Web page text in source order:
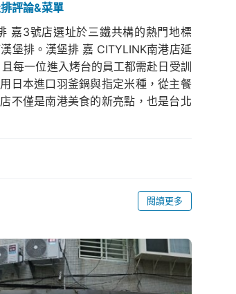
評論&菜單
嘉3號店選址於三鐵共構的熱門地標
堡排。漢堡排 嘉 CITYLINK南港店延
每一位進入烤台的員工都需赴日受訓
日本進口羽釜鍋與指定米種，從主餐
不僅是南港美食的新亮點，也是台北
閱讀更多